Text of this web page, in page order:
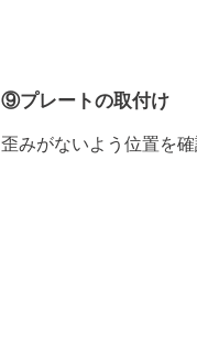
⑨プレートの取付け
歪みがないよう位置を